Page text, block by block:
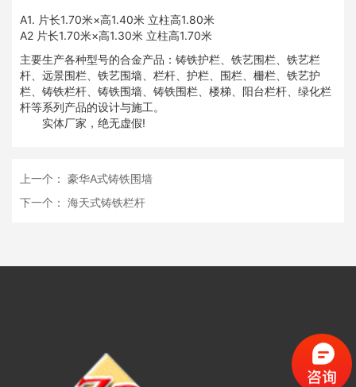
A1. 片长1.70米×高1.40米 立柱高1.80米
A2 片长1.70米×高1.30米 立柱高1.70米
主要生产各种型号的合金产品： 铸铁护栏 铁艺围栏
铁艺栏
杆
远景围栏 铁艺围墙 、栏杆、护栏、围栏、栅栏、 铁艺护
栏
铸铁栏杆 铸铁围墙 铸铁围栏 、楼梯、阳台栏杆、绿化栏
杆等系列产品的设计与施工。
实体厂家，绝无虚假!
上一个： 豪华A式铸铁围墙
下一个： 海天式铸铁栏杆